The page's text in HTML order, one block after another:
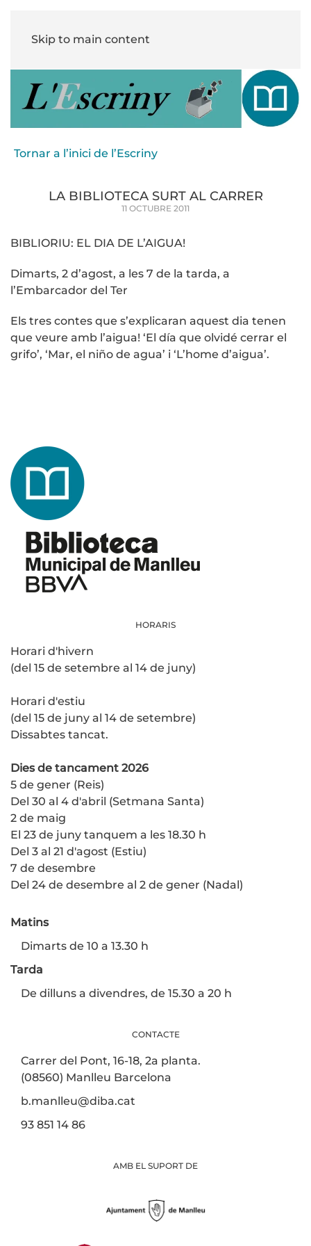
Skip to main content
Tornar a l’inici de l’Escriny
LA BIBLIOTECA SURT AL CARRER
11 OCTUBRE 2011
BIBLIORIU: EL DIA DE L’AIGUA!
Dimarts, 2 d’agost, a les 7 de la tarda, a
l’Embarcador del Ter
Els tres contes que s’explicaran aquest dia tenen
que veure amb l’aigua! ‘El día que olvidé cerrar el
grifo’, ‘Mar, el niño de agua’ i ‘L’home d’aigua’.
HORARIS
Horari d'hivern
(del 15 de setembre al 14 de juny)
Horari d'estiu
(del 15 de juny al 14 de setembre)
Dissabtes tancat.
Dies de tancament 2026
5 de gener (Reis)
Del 30 al 4 d'abril (Setmana Santa)
2 de maig
El 23 de juny tanquem a les 18.30 h
Del 3 al 21 d'agost (Estiu)
7 de desembre
Del 24 de desembre al 2 de gener (Nadal)
Matins
Dimarts de 10 a 13.30 h
Tarda
De dilluns a divendres, de 15.30 a 20 h
CONTACTE
Carrer del Pont, 16-18, 2a planta.
(08560) Manlleu Barcelona
b.manlleu@diba.cat
93 851 14 86
AMB EL SUPORT DE